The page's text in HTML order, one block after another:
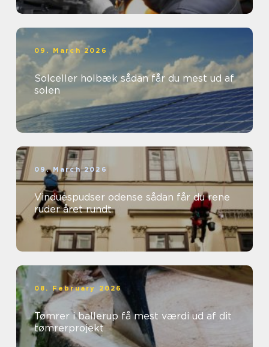
09. March 2026
Solceller holbæk sådan får du mest ud af
solen
09. March 2026
Vinduespudser odense sådan får du rene
ruder året rundt
08. February 2026
Tømrer i ballerup få mest værdi ud af dit
tømrerprojekt